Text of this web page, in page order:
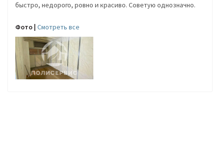
быстро, недорого, ровно и красиво. Советую однозначно.
Фото | Cмотреть все